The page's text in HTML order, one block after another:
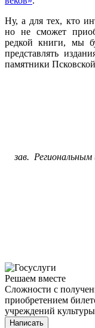
Ну, а для тех, кто
но не сможет
редкой книги, мы
представлять
памятники
зав.
Решаем вместе
Сложности с
приобретением
учреждений
Написать